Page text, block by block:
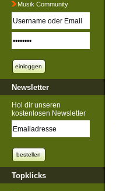
Musik Community
Newsletter
Hol dir unseren
kostenlosen Newsletter
Topklicks